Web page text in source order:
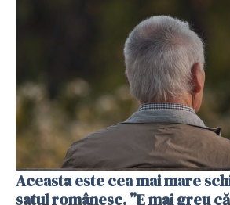
Aceasta este cea mai mare
satul românesc. ”E mai greu